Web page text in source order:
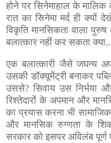
होने पर सिनेमाहाल के
रात का सिनेमा मर्द ही क्यों
विकृति मानसिकता वाला
बलात्कार नहीं कर सकता
एक बलात्कारी जैसे जघन्य
उसकी डॉक्यूमेंट्री बनाकर
उससे? सिवाय उस निर्भया
रिश्तेदारों के अपमान और
का प्रयास करना भी
और मानसिक रुग्णता के
सरकार को इसपर अविलंब पूर्ण